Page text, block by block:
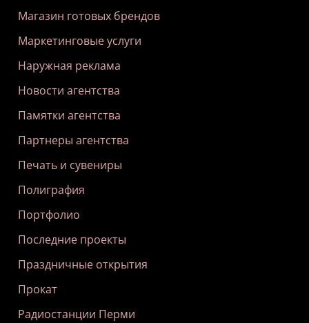
Магазин готовых брендов
Маркетинговые услуги
Наружная реклама
Новости агентства
Памятки агентства
Партнеры агентства
Печать и сувениры
Полиграфия
Портфолио
Последние проекты
Праздничные открытия
Прокат
Радиостанции Перми